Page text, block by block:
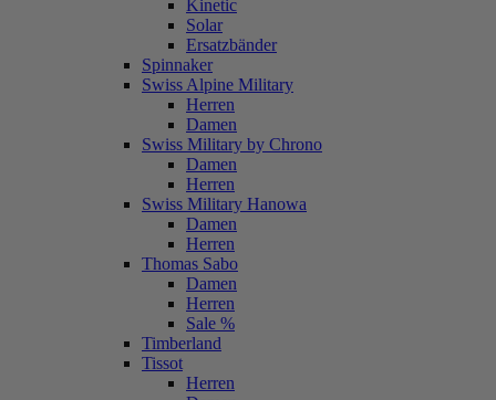
Kinetic
Solar
Ersatzbänder
Spinnaker
Swiss Alpine Military
Herren
Damen
Swiss Military by Chrono
Damen
Herren
Swiss Military Hanowa
Damen
Herren
Thomas Sabo
Damen
Herren
Sale %
Timberland
Tissot
Herren